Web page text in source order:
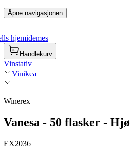
Åpne navigasjonen
hjemidemes
Handlekurv
Vinstativ
Vinikea
Winerex
Vanesa - 50 flasker -
EX2036